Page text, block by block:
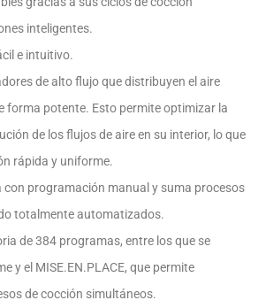
inteligentes.
e intuitivo.
de alto flujo que distribuyen el aire
forma potente. Esto permite optimizar la
de los flujos de aire en su interior, lo que
rápida y uniforme.
con programación manual y suma procesos
totalmente automatizados.
de 384 programas, entre los que se
y el MISE.EN.PLACE, que permite
de cocción simultáneos.